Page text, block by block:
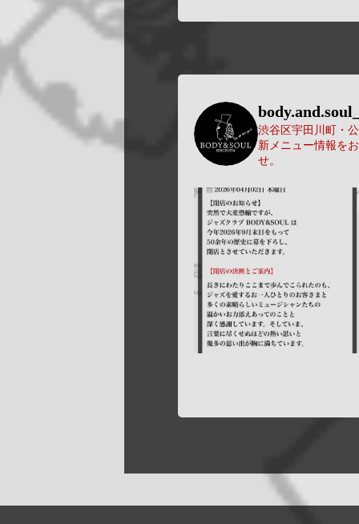
渋谷区宇田川町・
新メニュー情報を
せ。